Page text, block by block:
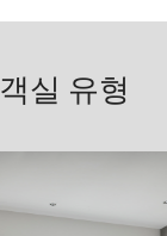
객실 유형